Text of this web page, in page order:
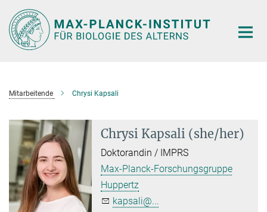
Hauptinhalt
Mitarbeitende Chrysi Kapsali
Chrysi Kapsali (she/her)
Doktorandin / IMPRS
Max-Planck-Forschungsgruppe
Huppertz
kapsali@...